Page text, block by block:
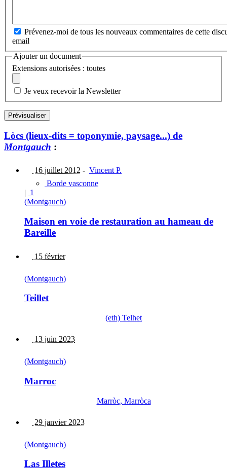
Prévenez-moi de tous les nouveaux commentaires de cette
email
Ajouter un document
Extensions autorisées : toutes
Je veux recevoir la Newsletter
Lòcs (lieux-dits = toponymie, paysage...) de
Montgauch :
16 juillet 2012 - Vincent P.
Borde vasconne
| 1
(Montgauch)
Maison en voie de restauration au hameau de
Bareille
15 février
(Montgauch)
Teillet
(eth) Telhet
13 juin 2023
(Montgauch)
Marroc
Marròc, Marròca
29 janvier 2023
(Montgauch)
Las Illetes